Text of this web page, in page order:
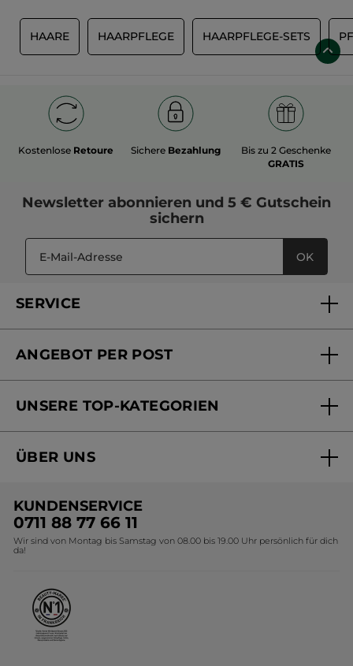
HAARE HAARPFLEGE HAARPFLEGE-SETS
Kostenlose Retoure Sichere Bezahlung
Bis zu 2 Geschenke
GRATIS
Newsletter abonnieren und 5 € Gutschein
sichern
OK
SERVICE
Mein Konto
Online Preisliste
ANGEBOT PER POST
Versandhandel Preisliste
UNSERE TOP-KATEGORIEN
Black Friday Yves Rocher
Geschenkideen Yves Rocher
Kollektion Monoi Yves Rocher
ÜBER UNS
Umweltstiftung YR
Affiliate Programm
KUNDENSERVICE
0711 88 77 66 11
Wir sind von Montag bis Samstag von 08.00 bis 19.00 Uhr persönlich für dich
da!